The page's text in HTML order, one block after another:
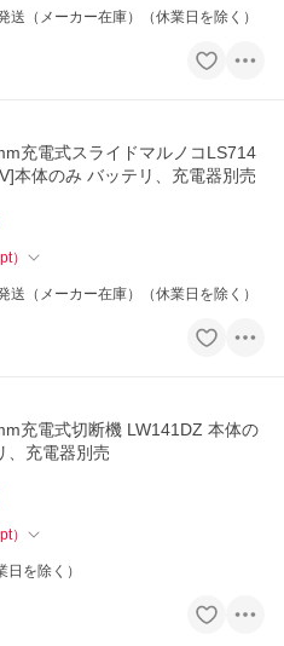
送（メーカー在庫）（休業日を除く）
充電式スライドマルノコLS714
本体のみ バッテリ、充電器別売
pt）
送（メーカー在庫）（休業日を除く）
充電式切断機 LW141DZ 本体の
充電器別売
pt）
を除く）